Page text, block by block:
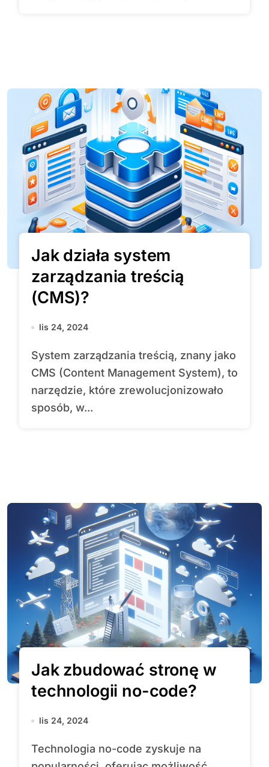
Jak działa system
zarządzania treścią
(CMS)?
lis 24, 2024
System zarządzania treścią, znany jako
CMS (Content Management System), to
narzędzie, które zrewolucjonizowało
sposób, w...
Jak zbudować stronę w
technologii no-code?
lis 24, 2024
Technologia no-code zyskuje na